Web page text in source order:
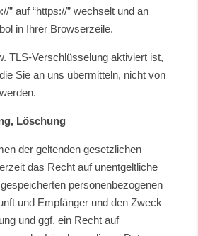
” auf “https://” wechselt und an
in Ihrer Browserzeile.
TLS-Verschlüsselung aktiviert ist,
Sie an uns übermitteln, nicht von
Löschung
der geltenden gesetzlichen
das Recht auf unentgeltliche
personenbezogenen
und Empfänger und den Zweck
und ggf. ein Recht auf